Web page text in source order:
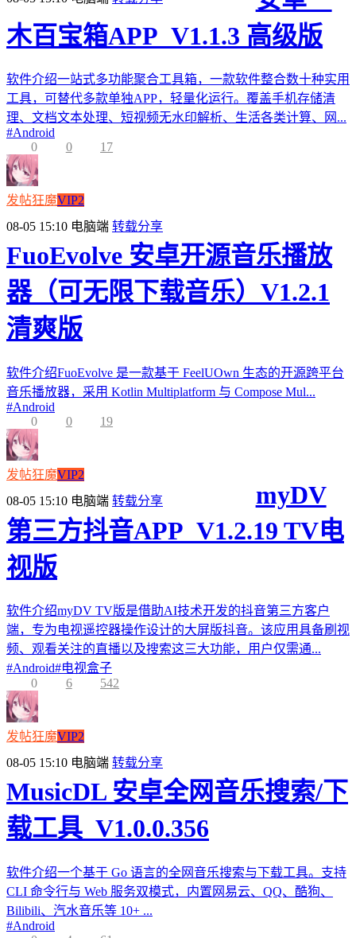
木百宝箱APP_V1.1.3 高级版
软件介绍一站式多功能聚合工具箱，一款软件整合数十种实用
工具，可替代多款单独APP，轻量化运行。覆盖手机存储清
理、文档文本处理、短视频无水印解析、生活各类计算、网...
#Android
0
0 17
发帖狂魔VIP2
08-05 15:10 电脑端 转载分享
FuoEvolve 安卓开源音乐播放
器（可无限下载音乐）V1.2.1
清爽版
软件介绍FuoEvolve 是一款基于 FeelUOwn 生态的开源跨平台
音乐播放器，采用 Kotlin Multiplatform 与 Compose Mul...
#Android
0
0 19
发帖狂魔VIP2
08-05 15:10 电脑端 转载分享
myDV
第三方抖音APP_V1.2.19 TV电
视版
软件介绍myDV TV版是借助AI技术开发的抖音第三方客户
端，专为电视遥控器操作设计的大屏版抖音。该应用具备刷视
频、观看关注的直播以及搜索这三大功能，用户仅需通...
#Android#电视盒子
0
6 542
发帖狂魔VIP2
08-05 15:10 电脑端 转载分享
MusicDL 安卓全网音乐搜索/下
载工具_V1.0.0.356
软件介绍一个基于 Go 语言的全网音乐搜索与下载工具。支持
CLI 命令行与 Web 服务双模式，内置网易云、QQ、酷狗、
Bilibili、汽水音乐等 10+ ...
#Android